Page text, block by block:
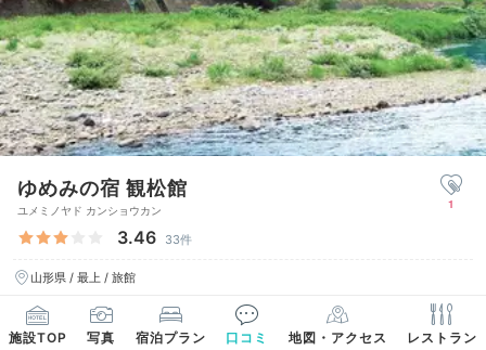
ゆめみの宿 観松館
ユメミノヤド カンショウカン
3.46 33件
山形県 / 最上 / 旅館
1
施設TOP 写真 宿泊プラン 口コミ 地図・アクセス レストラン